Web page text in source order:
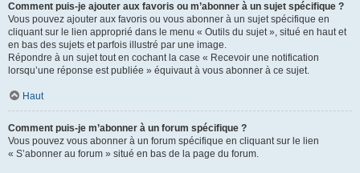
Comment puis-je ajouter aux favoris ou m’abonner à un sujet spécifique ?
Vous pouvez ajouter aux favoris ou vous abonner à un sujet spécifique en
cliquant sur le lien approprié dans le menu « Outils du sujet », situé en haut et
en bas des sujets et parfois illustré par une image.
Répondre à un sujet tout en cochant la case « Recevoir une notification
lorsqu’une réponse est publiée » équivaut à vous abonner à ce sujet.
Haut
Comment puis-je m’abonner à un forum spécifique ?
Vous pouvez vous abonner à un forum spécifique en cliquant sur le lien
« S’abonner au forum » situé en bas de la page du forum.